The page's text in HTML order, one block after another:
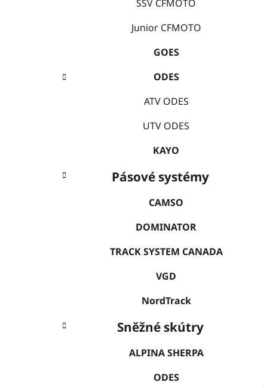
SSV CFMOTO
Junior CFMOTO
GOES
ODES
ATV ODES
UTV ODES
KAYO
Pásové systémy
CAMSO
DOMINATOR
TRACK SYSTEM CANADA
VGD
NordTrack
Sněžné skútry
ALPINA SHERPA
ODES